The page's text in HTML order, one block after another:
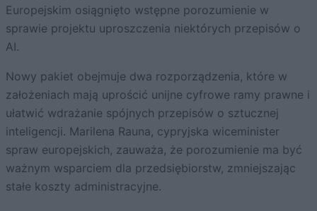
Europejskim osiągnięto wstępne porozumienie w
sprawie projektu uproszczenia niektórych przepisów o
AI.
Nowy pakiet obejmuje dwa rozporządzenia, które w
założeniach mają uprościć unijne cyfrowe ramy prawne i
ułatwić wdrażanie spójnych przepisów o sztucznej
inteligencji. Marilena Rauna, cypryjska wiceminister
spraw europejskich, zauważa, że porozumienie ma być
ważnym wsparciem dla przedsiębiorstw, zmniejszając
stałe koszty administracyjne.